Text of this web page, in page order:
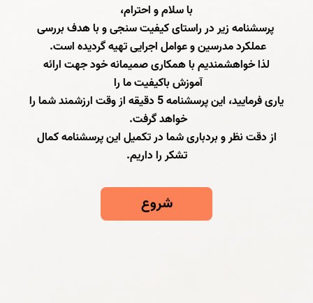
با سلام و احترام،
پرسشنامه زیر در راستای کیفیت سنجی و با هدف بررسی
عملکرد مدرسین و عوامل اجرایی تهیه گردیده است.
لذا خواهشمندیم با همکاری صمیمانه خود جهت ارائه
آموزش باکیفیت ما را
یاری فرمایید، این پرسشنامه 5 دقیقه از وقت ارزشمند شما را
خواهد گرفت.
از دقت نظر و بردباری شما در تکمیل این پرسشنامه کمال
تشکر را داریم.
شروع